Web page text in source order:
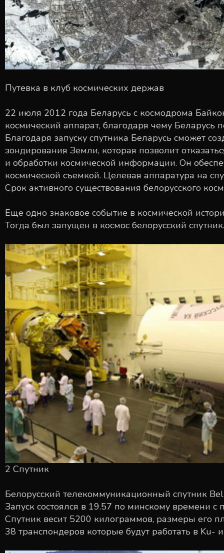
Путевка в клуб космических держав
22 июля 2012 года Беларусь с космодрома
космический аппарат, благодаря чему
Благодаря запуску спутника Беларусь сможет
зондирования Земли, которая позволит
и обработки космической информации. Он
космической съемкой. Целевая аппаратура на
Срок активного существования белорусского
Еще одно знаковое событие в космической
Тогда был запущен в космос белорусский
2 Спутник
Белорусский телекоммуникационный спутник
Запуск состоялся в 19.57 по минскому времени
Спутник весит 5200 килограммов, размеры его
38 транспондеров которые будут работать в Ku-